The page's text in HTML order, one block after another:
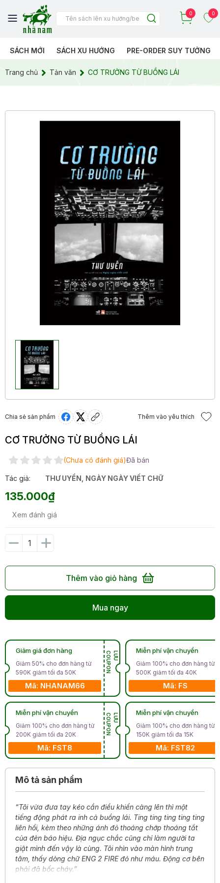
0 0
SÁCH MỚI SÁCH XU HƯỚNG PRE-ORDER SUY TƯỞNG
Trang chủ Tản văn CƠ TRƯỞNG TỪ BUỒNG LÁI
Chia sẻ sản phẩm Thêm vào yêu thích
CƠ TRƯỞNG TỪ BUỒNG LÁI
(Chưa có đánh giá)Đã bán
Tác giả: THƯ UYỂN NGÀY NGÀY VIẾT CHỮ
135.000₫
Xem đánh giá
Thêm vào giỏ hàng
Mua ngay
Giảm giá đơn hàng
Giảm 50% cho đơn hàng từ
590K giảm tối đa 50K
Mã: NHANAM66
L
Ư
U
C
O
U
P
O
N
Miễn phí vận chuyển
Giảm 100% cho đơn hàng từ
200K giảm tối đa 20K
Mã: FST8
L
Ư
U
C
O
U
P
O
N
Miễn phí vận chuyển
Giảm 100% cho đơn hàng từ
500K giảm tối đa 40K
Mã: FS
Miễn phí vận chuyển
Giảm 100% cho đơn hàng từ
150K giảm tối đa 15K
Mã: FST82
Mô tả sản phẩm
“Tôi vừa đưa tay kéo cần điều khiển càng lên thì một
tiếng động phát ra inh cả buồng lái. Ting ting ting ting ting
liên hồi, kèm theo những ánh đỏ thoáng chớp thoáng tắt
của đèn báo hiệu. Địa ngục chắc cũng chỉ làm người ta
giật mình đến vậy là cùng. Tôi nhìn vào màn hình trung
tâm, thấy dòng chữ ENG 2 FIRE đỏ như máu. Động cơ bên
phải đã bốc cháy.”